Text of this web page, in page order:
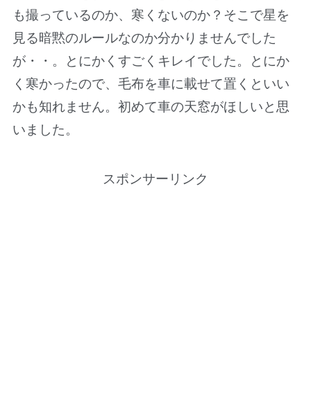
も撮っているのか、寒くないのか？そこで星を
見る暗黙のルールなのか分かりませんでした
が・・。とにかくすごくキレイでした。とにか
く寒かったので、毛布を車に載せて置くといい
かも知れません。初めて車の天窓がほしいと思
いました。
スポンサーリンク